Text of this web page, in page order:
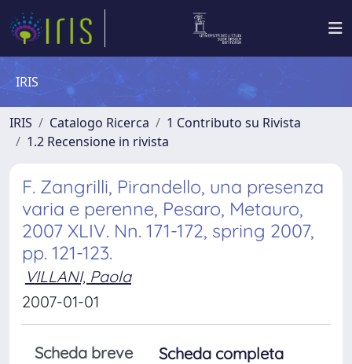
IRIS
IRIS Catalogo Ricerca
1 Contributo su Rivista
1.2 Recensione in rivista
F. Zangrilli, Pirandello, una presenza
varia e perenne, Pesaro, Metauro,
2007 XLIV. Nn. 171-172, spring 2007,
pp. 121-123.
VILLANI, Paola
2007-01-01
Scheda breve
Scheda completa